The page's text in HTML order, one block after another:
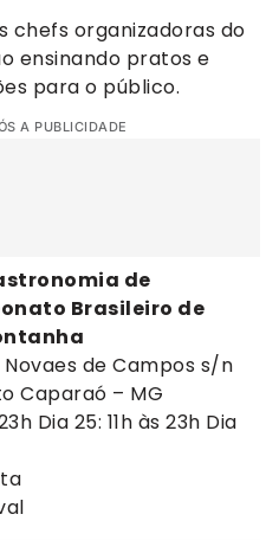
chefs organizadoras do
ensinando pratos e
para o público.
A PUBLICIDADE
de
Brasileiro de
de Campos s/n
Caparaó – MG
Dia 25: 11h às 23h Dia